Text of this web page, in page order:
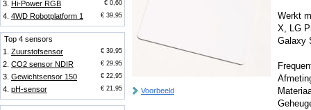
3. Hi-Power RGB € 0,60
4. 4WD Robotplatform 1 € 39,95
Top 4 sensors
1. Zuurstofsensor € 39,95
2. CO2 sensor NDIR € 29,95
3. Gewichtsensor 150 € 22,95
4. pH-sensor € 21,95 Voorbeeld
Werkt
X, LG
Galaxy